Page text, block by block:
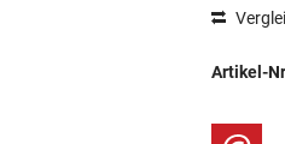
Artikel-